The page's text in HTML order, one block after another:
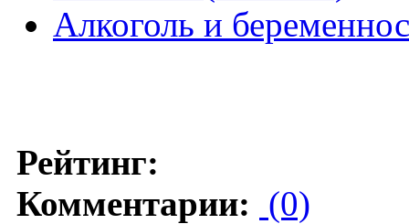
Алкоголь и
Рейтинг:
Комментарии: (0)